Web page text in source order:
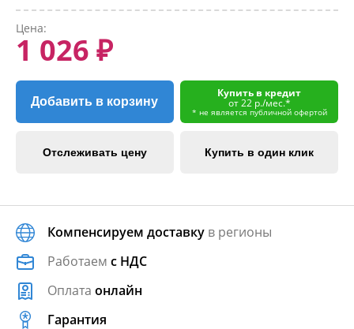
Цена:
1 026 ₽
Добавить в корзину
Купить в кредит
от 22 р./мес.*
* не является публичной офертой
Отслеживать цену Купить в один клик
Компенсируем доставку в регионы
Работаем с НДС
Оплата онлайн
Гарантия